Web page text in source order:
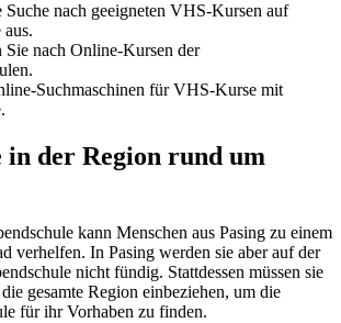
Suche nach geeigneten VHS-Kursen auf
aus.
Sie nach Online-Kursen der
Suchmaschinen für VHS-Kurse mit
in der Region rund um
kann Menschen aus Pasing zu einem
verhelfen. In Pasing werden sie aber auf der
nicht fündig. Stattdessen müssen sie
gesamte Region einbeziehen, um die
für ihr Vorhaben zu finden.